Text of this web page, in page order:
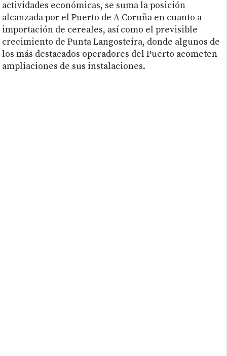
actividades económicas, se suma la posición
alcanzada por el Puerto de A Coruña en cuanto a
importación de cereales, así como el previsible
crecimiento de Punta Langosteira, donde algunos de
los más destacados operadores del Puerto acometen
ampliaciones de sus instalaciones.